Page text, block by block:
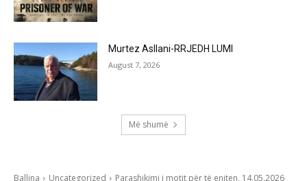
Murtez Asllani-RRJEDH LUMI
August 7, 2026
Më shumë